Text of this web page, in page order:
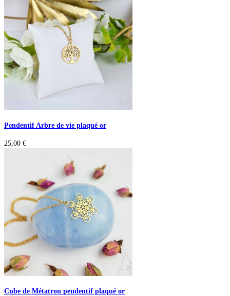
Pendentif Arbre de vie plaqué or
25,00 €
Cube de Métatron pendentif plaqué or